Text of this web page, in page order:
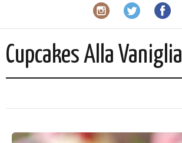
Cupcakes Alla Vaniglia